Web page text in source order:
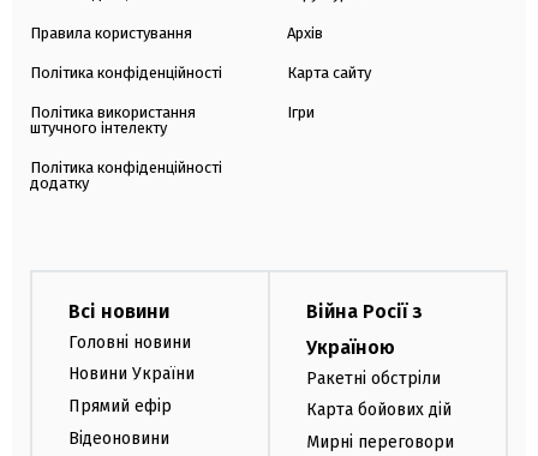
Правила користування
Політика конфіденційності
Політика використання
штучного інтелекту
Політика конфіденційності
додатку
Архів
Карта сайту
Ігри
Всі новини
Головні новини
Новини України
Прямий ефір
Відеоновини
Війна Росії з
Україною
Ракетні обстріли
Карта бойових дій
Мирні переговори